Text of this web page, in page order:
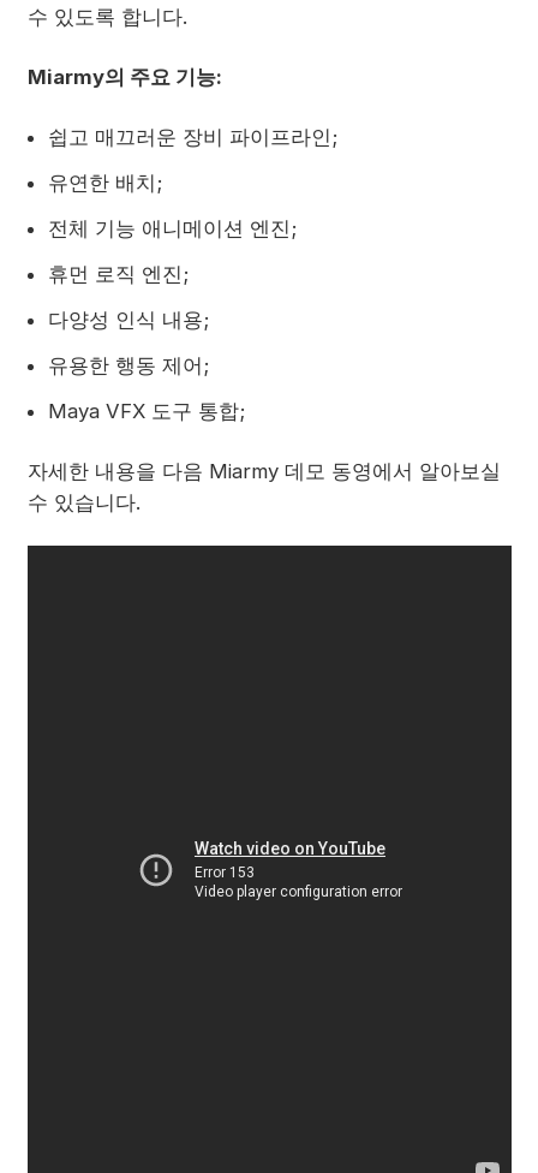
수 있도록 합니다.
Miarmy의 주요 기능:
쉽고 매끄러운 장비 파이프라인;
유연한 배치;
전체 기능 애니메이션 엔진;
휴먼 로직 엔진;
다양성 인식 내용;
유용한 행동 제어;
Maya VFX 도구 통합;
자세한 내용을 다음 Miarmy 데모 동영에서 알아보실
수 있습니다.